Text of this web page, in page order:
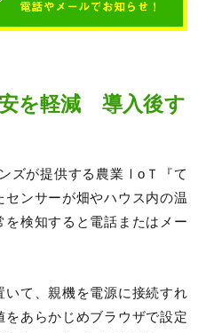
を軽減 導入後す
ズが提供する農業ⅠоＴ『て
センサーが畑やハウス内の温
を検知すると電話またはメー
て、親機を電源に接続すれ
あらかじめブラウザで設定